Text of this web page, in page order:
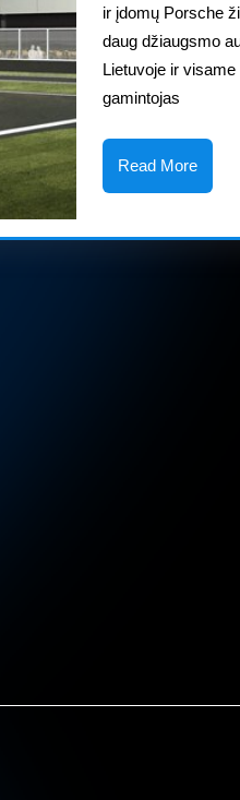
ir įdomų Porsche
daug džiaugsmo
Lietuvoje ir
gamintojas
Read MoreRead
More